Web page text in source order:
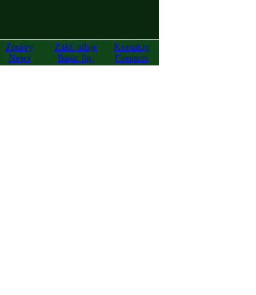
Zprávy
News
Zákl. údaje
Basic fig.
Kontakty
Contacts